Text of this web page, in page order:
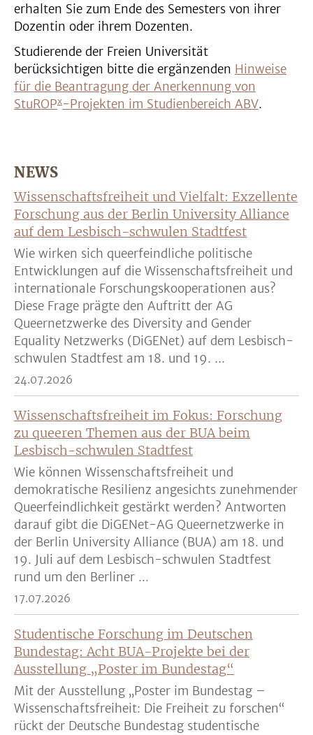
erhalten Sie zum Ende des Semesters von ihrer
Dozentin oder ihrem Dozenten.
Studierende der Freien Universität
berücksichtigen bitte die ergänzenden Hinweise
für die Beantragung der Anerkennung von
StuROPx-Projekten im Studienbereich ABV.
NEWS
Wissenschaftsfreiheit und Vielfalt: Exzellente
Forschung aus der Berlin University Alliance
auf dem Lesbisch-schwulen Stadtfest
Wie wirken sich queerfeindliche politische
Entwicklungen auf die Wissenschaftsfreiheit und
internationale Forschungskooperationen aus?
Diese Frage prägte den Auftritt der AG
Queernetzwerke des Diversity and Gender
Equality Netzwerks (DiGENet) auf dem Lesbisch-
schwulen Stadtfest am 18. und 19. ...
24.07.2026
Wissenschaftsfreiheit im Fokus: Forschung
zu queeren Themen aus der BUA beim
Lesbisch-schwulen Stadtfest
Wie können Wissenschaftsfreiheit und
demokratische Resilienz angesichts zunehmender
Queerfeindlichkeit gestärkt werden? Antworten
darauf gibt die DiGENet-AG Queernetzwerke in
der Berlin University Alliance (BUA) am 18. und
19. Juli auf dem Lesbisch-schwulen Stadtfest
rund um den Berliner ...
17.07.2026
Studentische Forschung im Deutschen
Bundestag: Acht BUA-Projekte bei der
Ausstellung „Poster im Bundestag“
Mit der Ausstellung „Poster im Bundestag –
Wissenschaftsfreiheit: Die Freiheit zu forschen“
rückt der Deutsche Bundestag studentische